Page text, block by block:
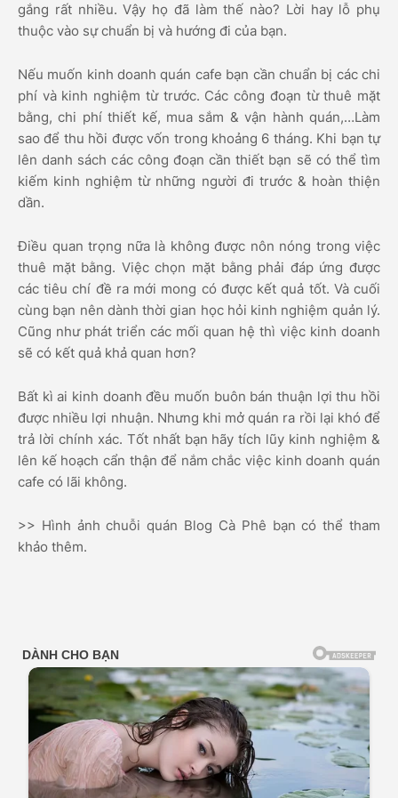
gắng rất nhiều. Vậy họ đã làm thế nào? Lời hay lỗ phụ
thuộc vào sự chuẩn bị và hướng đi của bạn.
Nếu muốn kinh doanh quán cafe bạn cần chuẩn bị các chi
phí và kinh nghiệm từ trước. Các công đoạn từ thuê mặt
bằng, chi phí thiết kế, mua sắm & vận hành quán,…Làm
sao để thu hồi được vốn trong khoảng 6 tháng. Khi bạn tự
lên danh sách các công đoạn cần thiết bạn sẽ có thể tìm
kiếm kinh nghiệm từ những người đi trước & hoàn thiện
dần.
Điều quan trọng nữa là không được nôn nóng trong việc
thuê mặt bằng. Việc chọn mặt bằng phải đáp ứng được
các tiêu chí đề ra mới mong có được kết quả tốt. Và cuối
cùng bạn nên dành thời gian học hỏi kinh nghiệm quản lý.
Cũng như phát triển các mối quan hệ thì việc kinh doanh
sẽ có kết quả khả quan hơn?
Bất kì ai kinh doanh đều muốn buôn bán thuận lợi thu hồi
được nhiều lợi nhuận. Nhưng khi mở quán ra rồi lại khó để
trả lời chính xác. Tốt nhất bạn hãy tích lũy kinh nghiệm &
lên kế hoạch cẩn thận để nắm chắc việc kinh doanh quán
cafe có lãi không.
>> Hình ảnh chuỗi quán Blog Cà Phê bạn có thể tham
khảo thêm.